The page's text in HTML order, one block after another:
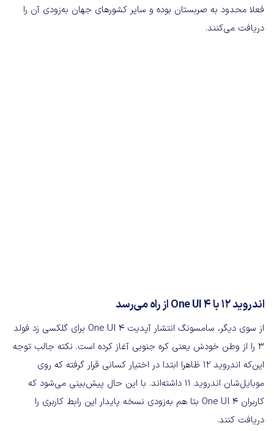
فعلا محدود به صربستان بوده و سایر کشورهای جهان به‌زودی آن را
دریافت می‌کنند.
اندروید ۱۲ با One UI 4 از راه می‌رسد
از سوی دیگر، سامسونگ انتشار آپدیت One UI 4 برای گلکسی زد فولد
۳ را از وطن خودش یعنی کره جنوبی آغاز کرده است. نکته جالب توجه
این‌که اندروید ۱۲ ظاهرا ابتدا در اختیار کسانی قرار گرفته که روی
موبایل‌شان اندروید ۱۱ داشته‌اند. با این حال پیش‌بینی می‌شود که
کاربران One UI 4 بتا هم به‌زودی نسخه پایدار این رابط کاربری را
دریافت کنند.